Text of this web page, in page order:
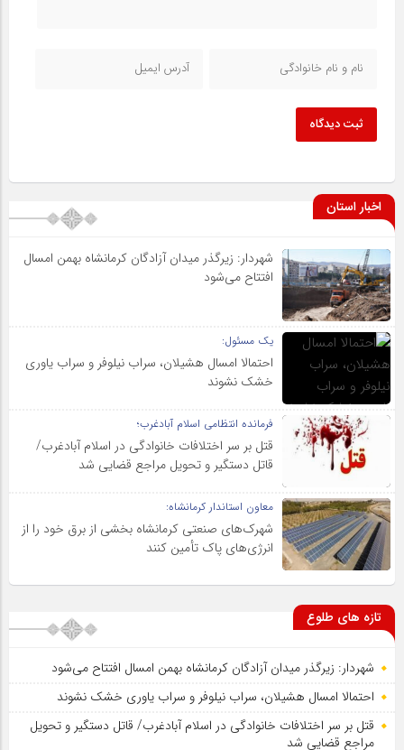
ثبت دیدگاه
اخبار استان
شهردار: زیرگذر میدان آزادگان کرمانشاه بهمن امسال
افتتاح می‌شود
یک مسئول:
احتمالا امسال هشیلان، سراب نیلوفر و سراب یاوری
خشک نشوند
فرمانده انتظامی اسلام آبادغرب؛
قتل بر سر اختلافات خانوادگی در اسلام آبادغرب/
قاتل دستگیر و تحویل مراجع قضایی شد
معاون استاندار کرمانشاه:
شهرک‌های صنعتی کرمانشاه بخشی از برق خود را از
انرژی‌های پاک تأمین کنند
تازه های طلوع
شهردار: زیرگذر میدان آزادگان کرمانشاه بهمن امسال افتتاح می‌شود
احتمالا امسال هشیلان، سراب نیلوفر و سراب یاوری خشک نشوند
قتل بر سر اختلافات خانوادگی در اسلام آبادغرب/ قاتل دستگیر و تحویل
مراجع قضایی شد